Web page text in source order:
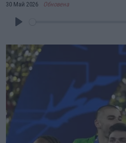
30 Май 2026 Обновена